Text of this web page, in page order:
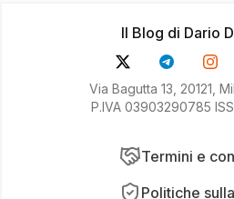
Termini e
Politiche
Il Blog di Dario
Via Bagutta 13, 20121,
P.IVA 03903290785